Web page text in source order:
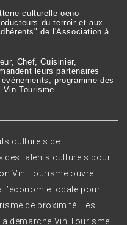
culturelle oeno
du terroir et aux
de l'Association à
Chef, Cuisinier,
leurs partenaires
programme des
Tourisme.
culturels de
des talents culturels pour
Vin Tourisme ouvre
l’économie locale pour
de proximité. Les
démarche Vin Tourisme